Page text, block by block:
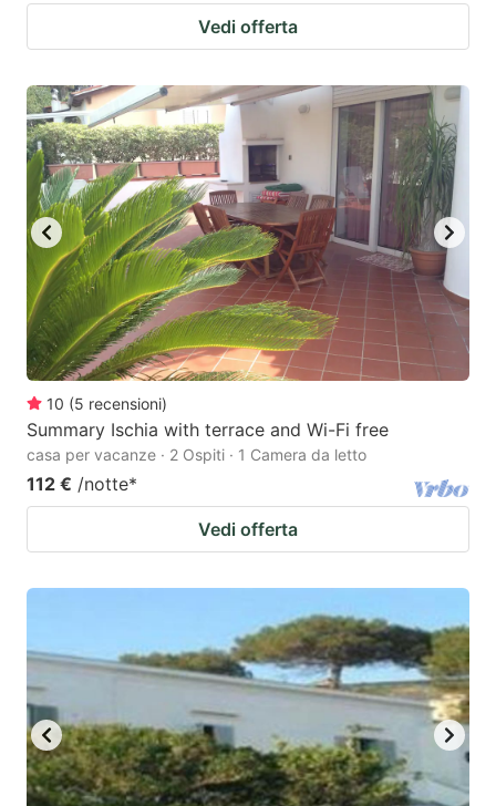
Vedi offerta
10 (5 recensioni)
Summary Ischia with terrace and Wi-Fi free
casa per vacanze · 2 Ospiti · 1 Camera da letto
112 € /notte*
Vedi offerta